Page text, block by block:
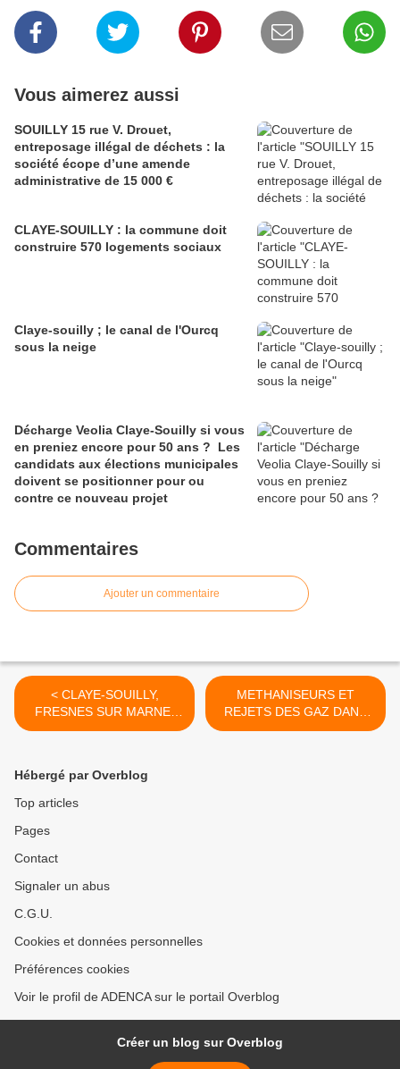
Vous aimerez aussi
SOUILLY 15 rue V. Drouet,
entreposage illégal de déchets : la
société écope d’une amende
administrative de 15 000 €
CLAYE-SOUILLY : la commune doit
construire 570 logements sociaux
Claye-souilly ; le canal de l'Ourcq
sous la neige
Décharge Veolia Claye-Souilly si vous
en preniez encore pour 50 ans ? Les
candidats aux élections municipales
doivent se positionner pour ou
contre ce nouveau projet
Commentaires
Ajouter un commentaire
< CLAYE-SOUILLY,
FRESNES SUR MARNE,
CHARNY : contrôle des
Veolia doit s’expliquer !
METHANISEURS ET
REJETS DES GAZ DANS
L'AIR : QUELS RISQUES
Hébergé par Overblog
Top articles
Pages
Contact
Signaler un abus
C.G.U.
Cookies et données personnelles
Préférences cookies
Voir le profil de ADENCA sur le portail Overblog
Créer un blog sur Overblog